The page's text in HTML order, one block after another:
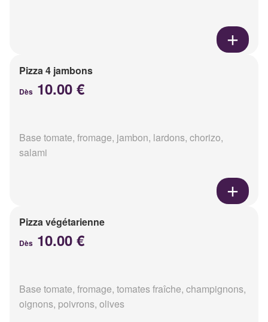
Pizza 4 jambons
Dès 10.00 €
Base tomate, fromage, jambon, lardons, chorizo,
salami
Pizza végétarienne
Dès 10.00 €
Base tomate, fromage, tomates fraîche, champignons,
oignons, poivrons, olives